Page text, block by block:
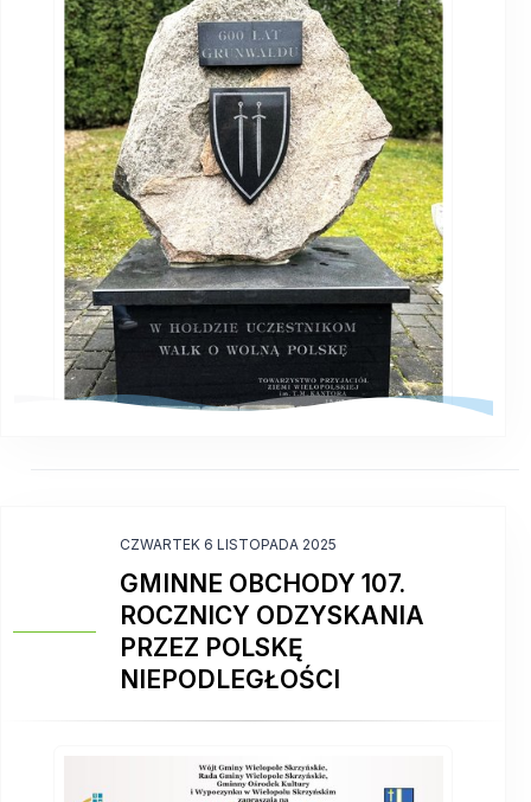
CZWARTEK 6 LISTOPADA 2025
GMINNE OBCHODY 107.
ROCZNICY ODZYSKANIA
PRZEZ POLSKĘ
NIEPODLEGŁOŚCI